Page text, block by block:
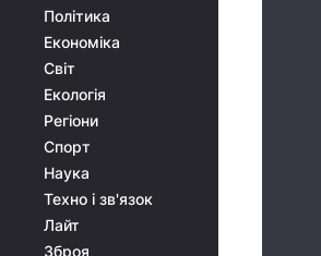
Політика
Економіка
Світ
Екологія
Регіони
Спорт
Наука
Техно і зв'язок
Лайт
Зброя